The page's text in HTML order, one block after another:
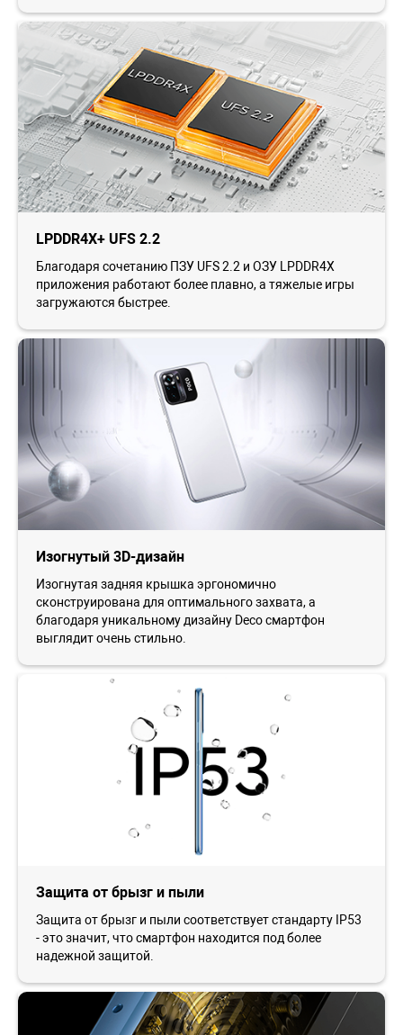
LPDDR4X+ UFS 2.2
Благодаря сочетанию ПЗУ UFS 2.2 и ОЗУ LPDDR4X
приложения работают более плавно, а тяжелые игры
загружаются быстрее.
Изогнутый 3D-дизайн
Изогнутая задняя крышка эргономично
сконструирована для оптимального захвата, а
благодаря уникальному дизайну Deco смартфон
выглядит очень стильно.
Защита от брызг и пыли
Защита от брызг и пыли соответствует стандарту IP53
- это значит, что смартфон находится под более
надежной защитой.